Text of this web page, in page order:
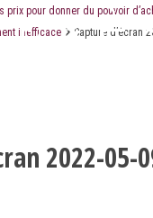
prix pour donner du pouvoir
inefficace
Capture d’écran
2022-05-